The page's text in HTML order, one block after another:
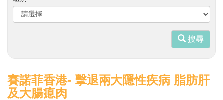
搜尋
賽諾菲香港- 擊退兩大隱性疾病 脂肪肝
及大腸瘜肉